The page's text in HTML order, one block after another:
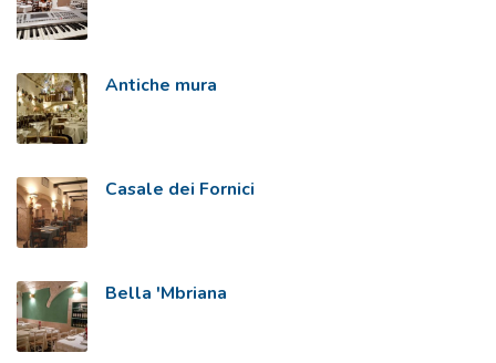
Antiche mura
Casale dei Fornici
Bella 'Mbriana